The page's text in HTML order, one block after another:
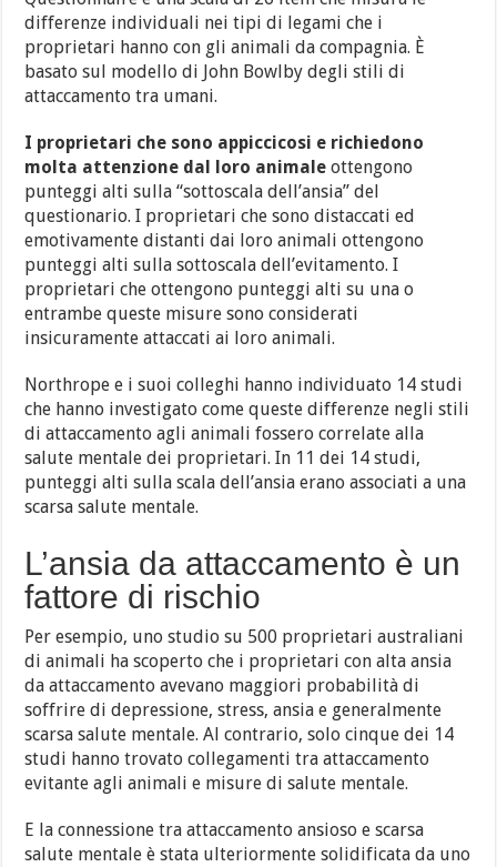
differenze individuali nei tipi di legami che i
proprietari hanno con gli animali da compagnia. È
basato sul modello di John Bowlby degli stili di
attaccamento tra umani.
I proprietari che sono appiccicosi e richiedono
molta attenzione dal loro animale ottengono
punteggi alti sulla “sottoscala dell’ansia” del
questionario. I proprietari che sono distaccati ed
emotivamente distanti dai loro animali ottengono
punteggi alti sulla sottoscala dell’evitamento. I
proprietari che ottengono punteggi alti su una o
entrambe queste misure sono considerati
insicuramente attaccati ai loro animali.
Northrope e i suoi colleghi hanno individuato 14 studi
che hanno investigato come queste differenze negli stili
di attaccamento agli animali fossero correlate alla
salute mentale dei proprietari. In 11 dei 14 studi,
punteggi alti sulla scala dell’ansia erano associati a una
scarsa salute mentale.
L’ansia da attaccamento è un
fattore di rischio
Per esempio, uno studio su 500 proprietari australiani
di animali ha scoperto che i proprietari con alta ansia
da attaccamento avevano maggiori probabilità di
soffrire di depressione, stress, ansia e generalmente
scarsa salute mentale. Al contrario, solo cinque dei 14
studi hanno trovato collegamenti tra attaccamento
evitante agli animali e misure di salute mentale.
E la connessione tra attaccamento ansioso e scarsa
salute mentale è stata ulteriormente solidificata da uno